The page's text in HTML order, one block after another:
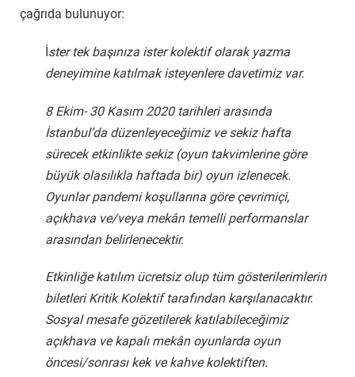
çağrıda bulunuyor:
İster tek başınıza ister kolektif olarak yazma
deneyimine katılmak isteyenlere davetimiz var.
8 Ekim- 30 Kasım 2020 tarihleri arasında
İstanbul’da düzenleyeceğimiz ve sekiz hafta
sürecek etkinlikte sekiz (oyun takvimlerine göre
büyük olasılıkla haftada bir) oyun izlenecek.
Oyunlar pandemi koşullarına göre çevrimiçi,
açıkhava ve/veya mekân temelli performanslar
arasından belirlenecektir.
Etkinliğe katılım ücretsiz olup tüm gösterilerimlerin
biletleri Kritik Kolektif tarafından karşılanacaktır.
Sosyal mesafe gözetilerek katılabileceğimiz
açıkhava ve kapalı mekân oyunlarda oyun
öncesi/sonrası kek ve kahve kolektiften.